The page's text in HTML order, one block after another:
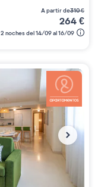
a partir de310€
264€
2 noches del 14/09 al 16/09